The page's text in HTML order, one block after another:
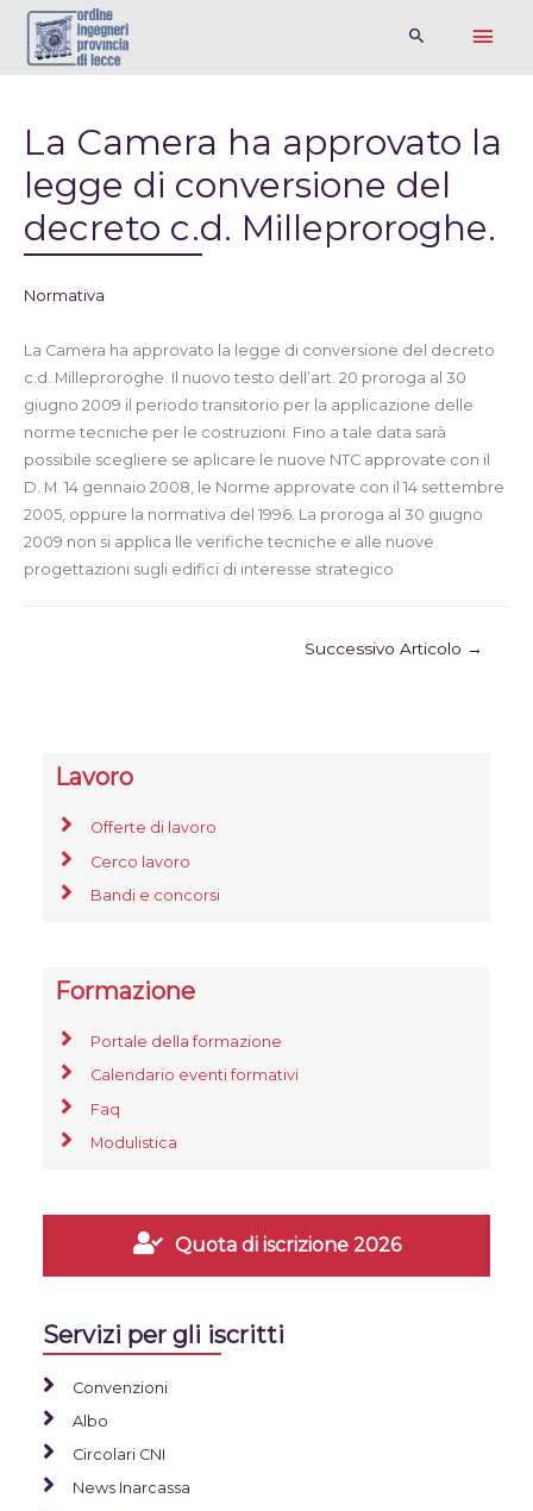
La Camera ha approvato la
legge di conversione del
decreto c.d. Milleproroghe.
Normativa
La Camera ha approvato la legge di conversione del decreto
c.d. Milleproroghe. Il nuovo testo dell’art. 20 proroga al 30
giugno 2009 il periodo transitorio per la applicazione delle
norme tecniche per le costruzioni. Fino a tale data sarà
possibile scegliere se aplicare le nuove NTC approvate con il
D. M. 14 gennaio 2008, le Norme approvate con il 14 settembre
2005, oppure la normativa del 1996. La proroga al 30 giugno
2009 non si applica lle verifiche tecniche e alle nuove
progettazioni sugli edifici di interesse strategico
Successivo Articolo →
Lavoro
Offerte di lavoro
Cerco lavoro
Bandi e concorsi
Formazione
Portale della formazione
Calendario eventi formativi
Faq
Modulistica
Quota di iscrizione 2026
Servizi per gli iscritti
Convenzioni
Albo
Circolari CNI
News Inarcassa